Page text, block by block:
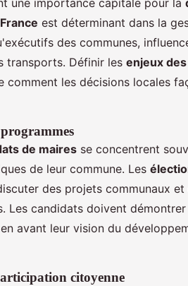
une importance capitale pour la
est déterminant dans la
des communes,
transports. Définir les enjeux
comment les décisions locales
de maires se concentrent
de leur commune. Les
des projets communaux
Les candidats doivent
avant leur vision du
citoyenne